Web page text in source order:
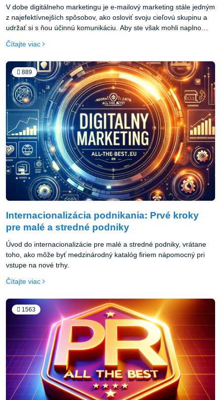
V dobe digitálneho marketingu je e-mailový marketing stále jedným
z najefektívnejších spôsobov, ako osloviť svoju cieľovú skupinu a
udržať si s ňou účinnú komunikáciu. Aby ste však mohli naplno
na analytické aspekty a sledovať správne metriky, ktoré vám
príležitosti na zlepšenie.
Čítajte viac
889
Internacionalizácia podnikania: Prvé kroky
pre malé a stredné podniky
Úvod do internacionalizácie pre malé a stredné podniky, vrátane
toho, ako môže byť medzinárodný katalóg firiem nápomocný pri
vstupe na nové trhy.
Čítajte viac
1563